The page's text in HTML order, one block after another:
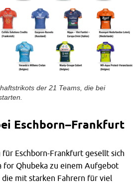
der 21 Teams, die bei
Eschborn–Frankfurt
Eschborn-Frankfurt gesellt sich
for Qhubeka zu einem Aufgebot
die mit starken Fahrern für viel